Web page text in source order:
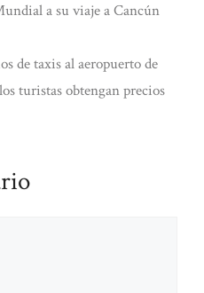
a su viaje a Cancún
de taxis al aeropuerto de
turistas obtengan precios